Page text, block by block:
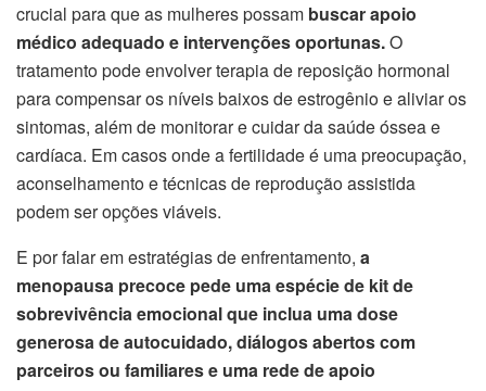
crucial para que as mulheres possam buscar apoio
médico adequado e intervenções oportunas.O
tratamento pode envolver terapia de reposição hormonal
para compensar os níveis baixos de estrogênio e aliviar os
sintomas, além de monitorar e cuidar da saúde óssea e
cardíaca. Em casos onde a fertilidade é uma preocupação,
aconselhamento e técnicas de reprodução assistida
podem ser opções viáveis.
E por falar em estratégias de enfrentamento, a
menopausa precoce pede uma espécie de kit de
sobrevivência emocional que inclua uma dose
generosa de autocuidado, diálogos abertos com
parceiros ou familiares e uma rede de apoio